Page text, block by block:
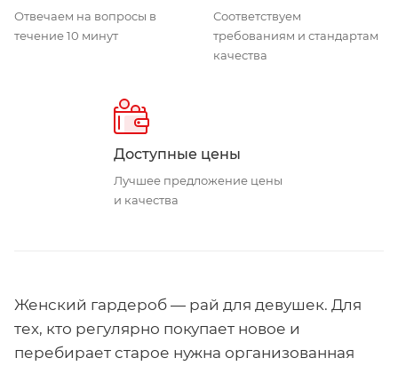
Отвечаем на вопросы в
течение 10 минут
Соответствуем
требованиям и стандартам
качества
Доступные цены
Лучшее предложение цены
и качества
Женский гардероб — рай для девушек. Для
тех, кто регулярно покупает новое и
перебирает старое нужна организованная